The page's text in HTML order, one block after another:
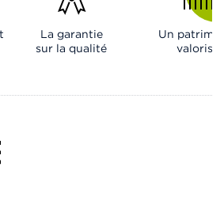
La garantie
sur la qualité
Un
valorisé